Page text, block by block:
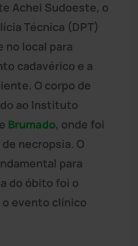
Achei Sudoeste, o
Técnica (DPT)
no local para
cadavérico e a
O corpo de
ao Instituto
Brumado, onde foi
necropsia. O
para
do óbito foi o
o evento clínico